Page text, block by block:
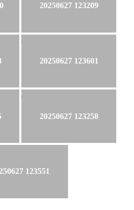
20250627 123209
20250627 123601
20250627 123258
123551